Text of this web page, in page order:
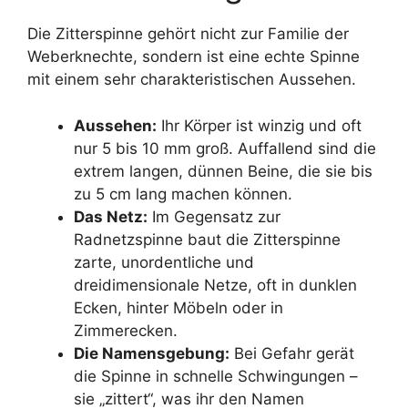
Die Zitterspinne gehört nicht zur Familie der
Weberknechte, sondern ist eine echte Spinne
mit einem sehr charakteristischen Aussehen.
Aussehen: Ihr Körper ist winzig und oft
nur 5 bis 10 mm groß. Auffallend sind die
extrem langen, dünnen Beine, die sie bis
zu 5 cm lang machen können.
Das Netz: Im Gegensatz zur
Radnetzspinne baut die Zitterspinne
zarte, unordentliche und
dreidimensionale Netze, oft in dunklen
Ecken, hinter Möbeln oder in
Zimmerecken.
Die Namensgebung: Bei Gefahr gerät
die Spinne in schnelle Schwingungen –
sie „zittert“, was ihr den Namen